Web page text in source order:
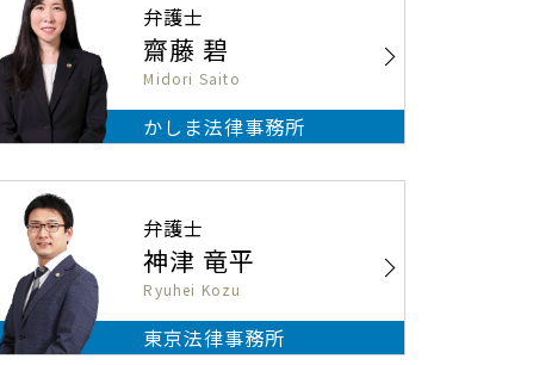
弁護士
齋藤 碧
Midori Saito
かしま法律事務所
弁護士
神津 竜平
Ryuhei Kozu
東京法律事務所